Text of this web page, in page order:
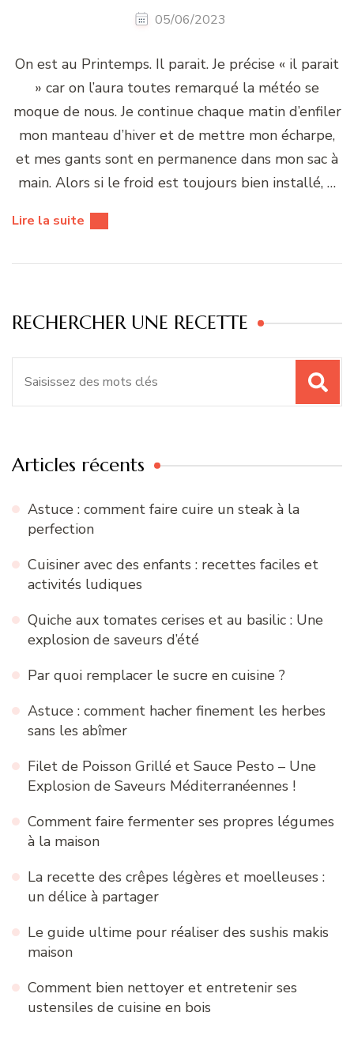
05/06/2023
On est au Printemps. Il parait. Je précise « il parait
» car on l’aura toutes remarqué la météo se
moque de nous. Je continue chaque matin d’enfiler
mon manteau d’hiver et de mettre mon écharpe,
et mes gants sont en permanence dans mon sac à
main. Alors si le froid est toujours bien installé, …
Lire la suite
RECHERCHER UNE RECETTE
Articles récents
Astuce : comment faire cuire un steak à la
perfection
Cuisiner avec des enfants : recettes faciles et
activités ludiques
Quiche aux tomates cerises et au basilic : Une
explosion de saveurs d’été
Par quoi remplacer le sucre en cuisine ?
Astuce : comment hacher finement les herbes
sans les abîmer
Filet de Poisson Grillé et Sauce Pesto – Une
Explosion de Saveurs Méditerranéennes !
Comment faire fermenter ses propres légumes
à la maison
La recette des crêpes légères et moelleuses :
un délice à partager
Le guide ultime pour réaliser des sushis makis
maison
Comment bien nettoyer et entretenir ses
ustensiles de cuisine en bois